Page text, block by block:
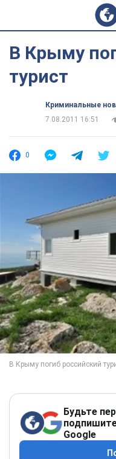
В Крыму
турист
Криминальные
7.08.2011 16:51
0
Будьте
Google